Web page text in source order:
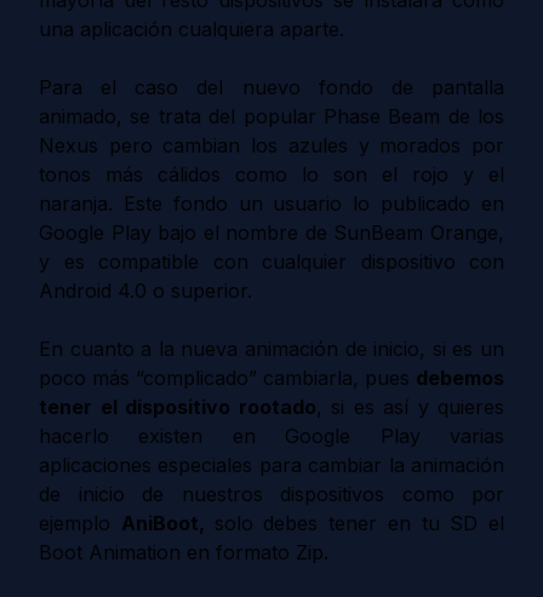
una aplicación cualquiera aparte.
Para el caso del nuevo fondo de pantalla
animado, se trata del popular Phase Beam de los
Nexus pero cambian los azules y morados por
tonos más cálidos como lo son el rojo y el
naranja. Este fondo un usuario lo publicado en
Google Play bajo el nombre de SunBeam Orange,
y es compatible con cualquier dispositivo con
Android 4.0 o superior.
En cuanto a la nueva animación de inicio, si es un
poco más “complicado” cambiarla, pues debemos
tener el dispositivo rootado, si es así y quieres
hacerlo existen en Google Play varias
aplicaciones especiales para cambiar la animación
de inicio de nuestros dispositivos como por
ejemplo AniBoot, solo debes tener en tu SD el
Boot Animation en formato Zip.